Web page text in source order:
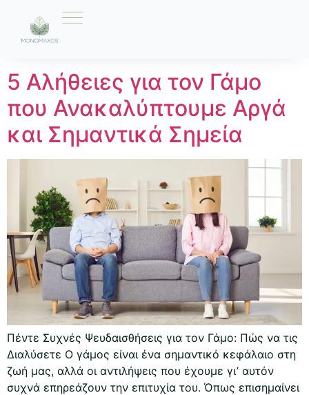
Ετικέτα:
5 Αλήθειες για τον Γάμο
που Ανακαλύπτουμε Αργά
και Σημαντικά Σημεία
Πέντε Συχνές Ψευδαισθήσεις για τον Γάμο: Πώς να τις
Διαλύσετε Ο γάμος είναι ένα σημαντικό κεφάλαιο στη
ζωή μας, αλλά οι αντιλήψεις που έχουμε γι’ αυτόν
συχνά επηρεάζουν την επιτυχία του. Όπως επισημαίνει